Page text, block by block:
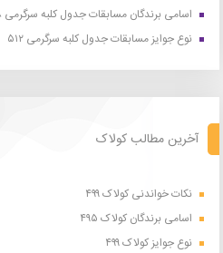
اسامی برندگان مسابقات جدول کلبه سرگرمی ۵۰۸
نوع جوایز مسابقات جدول کلبه سرگرمی ۵۱۲
آخرین مطالب کولاک
نکات خواندنی کولاک ۴۹۹
اسامی برندگان کولاک ۴۹۵
نوع جوایز کولاک ۴۹۹